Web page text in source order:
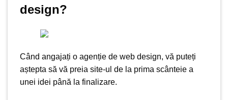
design?
Când angajați o agenție de web design, vă puteți
aștepta să vă preia site-ul de la prima scânteie a
unei idei până la finalizare.